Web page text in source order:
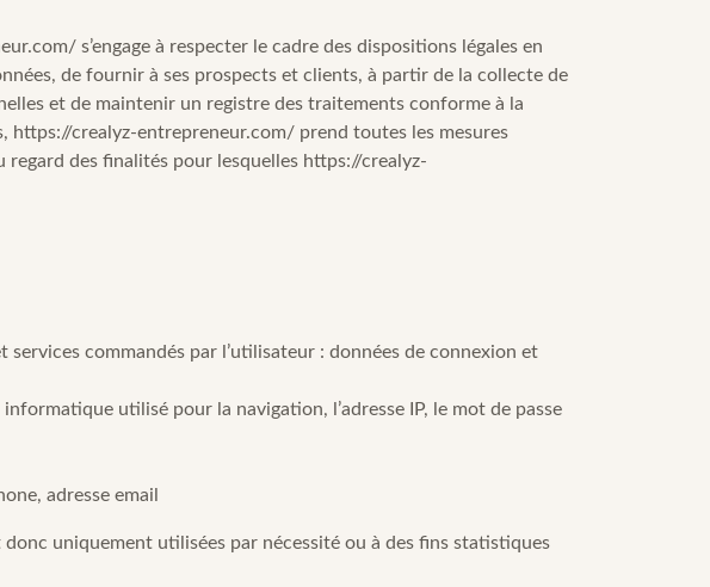
s’engage à respecter le cadre des dispositions légales en
de fournir à ses prospects et clients, à partir de la collecte de
et de maintenir un registre des traitements conforme à la
https://crealyz-entrepreneur.com/ prend toutes les mesures
regard des finalités pour lesquelles https://crealyz-
commandés par l’utilisateur : données de connexion et
utilisé pour la navigation, l’adresse IP, le mot de passe
adresse email
uniquement utilisées par nécessité ou à des fins statistiques